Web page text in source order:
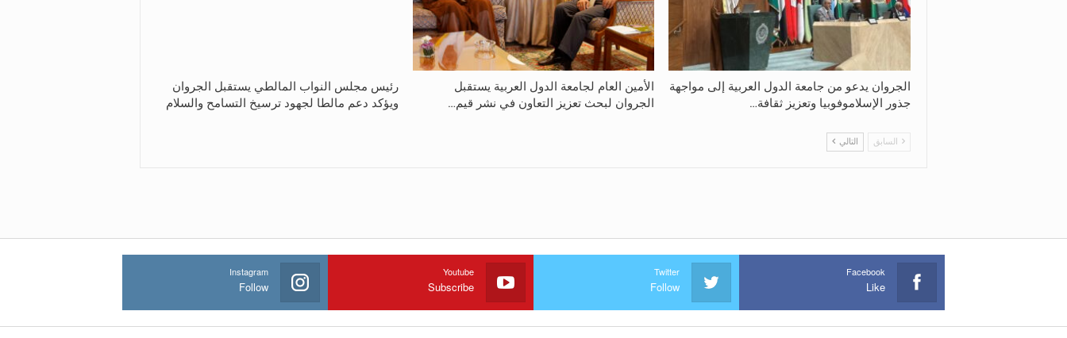
الجروان يدعو من جامعة الدول العربية إلى مواجهة
جذور الإسلاموفوبيا وتعزيز ثقافة…
الأمين العام لجامعة الدول العربية يستقبل
الجروان لبحث تعزيز التعاون في نشر قيم…
رئيس مجلس النواب المالطي يستقبل الجروان
ويؤكد دعم مالطا لجهود ترسيخ التسامح والسلام
السابق التالي
Facebook
Like
Twitter
Follow
Youtube
Subscribe
Instagram
Follow